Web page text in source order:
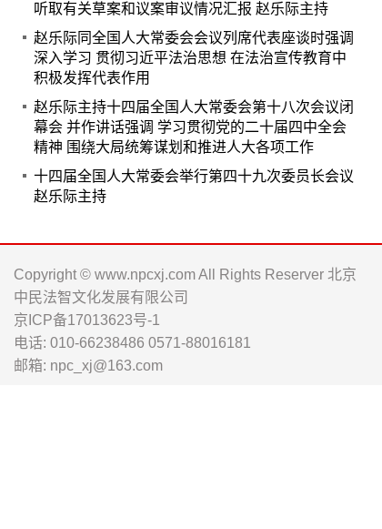
听取有关草案和议案审议情况汇报 赵乐际主持
赵乐际同全国人大常委会会议列席代表座谈时强调
深入学习 贯彻习近平法治思想 在法治宣传教育中
积极发挥代表作用
赵乐际主持十四届全国人大常委会第十八次会议闭
幕会 并作讲话强调 学习贯彻党的二十届四中全会
精神 围绕大局统筹谋划和推进人大各项工作
十四届全国人大常委会举行第四十九次委员长会议
赵乐际主持
Copyright © www.npcxj.com All Rights Reserver 北京
中民法智文化发展有限公司
京ICP备17013623号-1
电话: 010-66238486 0571-88016181
邮箱: npc_xj@163.com